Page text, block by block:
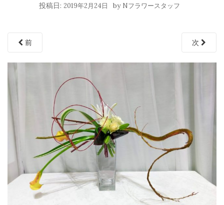
投稿日: 2019年2月24日 by Nフラワースタッフ
前 次